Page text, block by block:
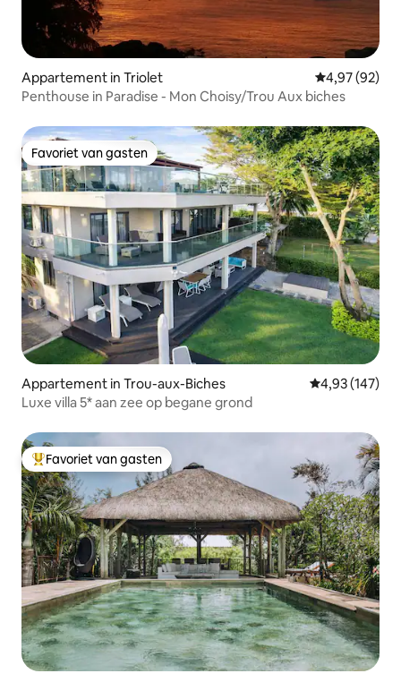
Appartement in Triolet Gemiddelde
4,97 (92)
Penthouse in Paradise - Mon Choisy/Trou Aux biches
Favoriet van gasten
Favoriet van gasten
Appartement in Trou-aux-Biches Gemiddelde
4,93 (147)
Luxe villa 5* aan zee op begane grond
Topfavoriet van gasten
Favoriet van gasten